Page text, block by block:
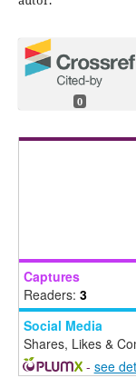
0
Captures
Readers: 3
Social Media
Shares, Likes &
- see